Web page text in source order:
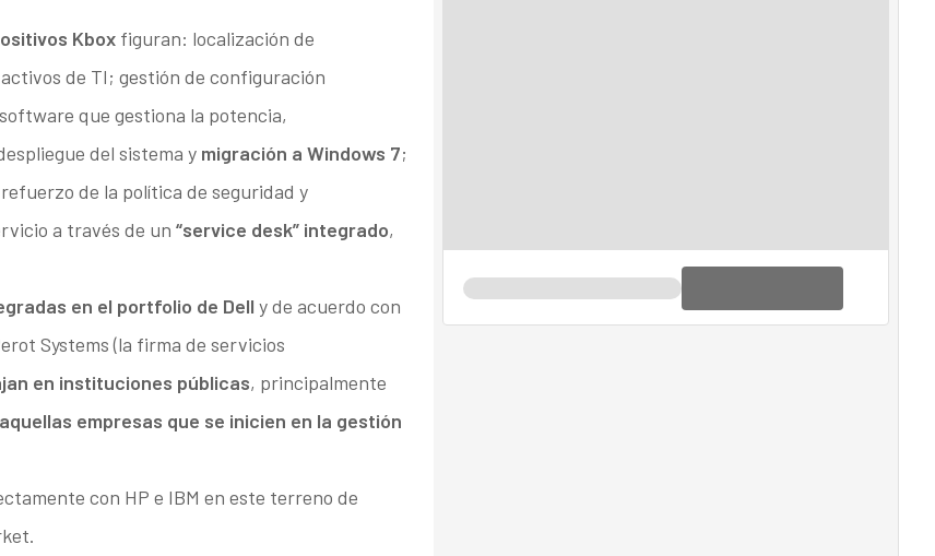
Kboxfiguran: localización de
de TI; gestión de configuración
que gestiona la potencia,
del sistema y migración a Windows 7;
de la política de seguridad y
a través de un “service desk” integrado,
en el portfolio de Dell y de acuerdo con
Systems (la firma de servicios
en instituciones públicas, principalmente
empresas que se inicien en la gestión
con HP e IBM en este terreno de